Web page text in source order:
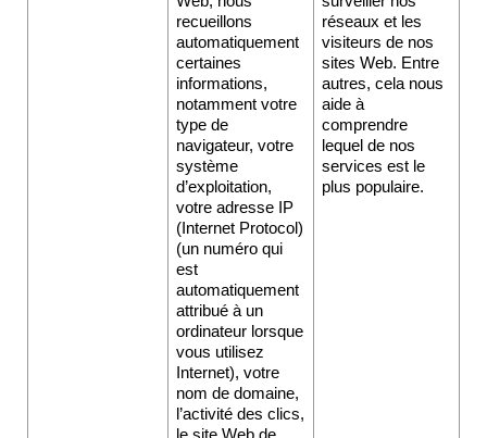
recueillons
automatiquement
certaines
informations,
notamment votre
type de
navigateur, votre
système
d’exploitation,
votre adresse IP
(Internet Protocol)
(un numéro qui
est
automatiquement
attribué à un
ordinateur lorsque
vous utilisez
Internet), votre
nom de domaine,
l’activité des clics,
le site Web de
réseaux et les
visiteurs de nos
sites Web. Entre
autres, cela nous
aide à
comprendre
lequel de nos
services est le
plus populaire.